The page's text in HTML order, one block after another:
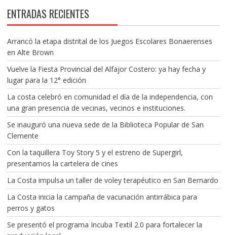
ENTRADAS RECIENTES
Arrancó la etapa distrital de los Juegos Escolares Bonaerenses
en Alte Brown
Vuelve la Fiesta Provincial del Alfajor Costero: ya hay fecha y
lugar para la 12° edición
La costa celebró en comunidad el día de la independencia, con
una gran presencia de vecinas, vecinos e instituciones.
Se inauguró una nueva sede de la Biblioteca Popular de San
Clemente
Con la taquillera Toy Story 5 y el estreno de Supergirl,
presentamos la cartelera de cines
La Costa impulsa un taller de voley terapéutico en San Bernardo
La Costa inicia la campaña de vacunación antirrábica para
perros y gatos
Se presentó el programa Incuba Textil 2.0 para fortalecer la